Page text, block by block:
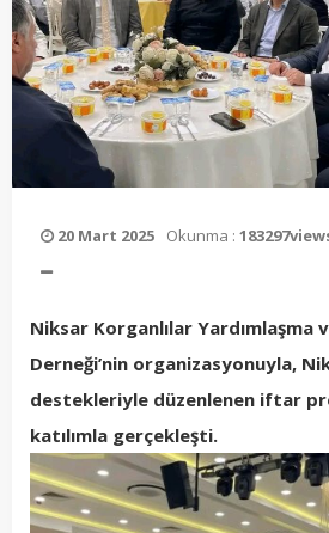
20 Mart 2025 Okunma :
Niksar Korganlılar Yardımlaşma
Derneği’nin organizasyonuyla,
destekleriyle düzenlenen iftar
katılımla gerçekleşti.